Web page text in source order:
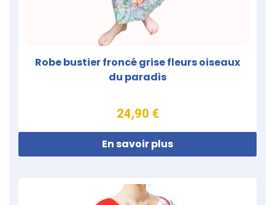
Robe bustier froncé grise fleurs oiseaux
du paradis
24,90 €
En savoir plus